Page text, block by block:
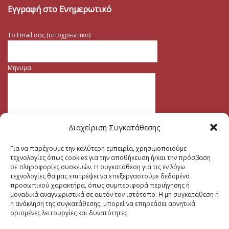
Διαχείριση Συγκατάθεσης
Για να παρέχουμε την καλύτερη εμπειρία, χρησιμοποιούμε
τεχνολογίες όπως cookies για την αποθήκευση ή/και την πρόσβαση
σε πληροφορίες συσκευών. Η συγκατάθεση για τις εν λόγω
τεχνολογίες θα μας επιτρέψει να επεξεργαστούμε δεδομένα
προσωπικού χαρακτήρα, όπως συμπεριφορά περιήγησης ή
μοναδικά αναγνωριστικά σε αυτόν τον ιστότοπο. Η μη συγκατάθεση ή
η ανάκληση της συγκατάθεσης, μπορεί να επηρεάσει αρνητικά
ορισμένες λειτουργίες και δυνατότητες.
Εγγραφή στο Ενημερωτικό
Το Email σας (υποχρεωτικο)
Μηνυμα